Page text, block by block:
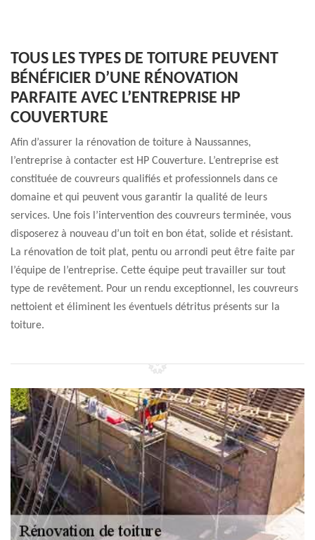
TOUS LES TYPES DE TOITURE PEUVENT
BÉNÉFICIER D’UNE RÉNOVATION
PARFAITE AVEC L’ENTREPRISE HP
COUVERTURE
Afin d’assurer la rénovation de toiture à Naussannes,
l’entreprise à contacter est HP Couverture. L’entreprise est
constituée de couvreurs qualifiés et professionnels dans ce
domaine et qui peuvent vous garantir la qualité de leurs
services. Une fois l’intervention des couvreurs terminée, vous
disposerez à nouveau d’un toit en bon état, solide et résistant.
La rénovation de toit plat, pentu ou arrondi peut être faite par
l’équipe de l’entreprise. Cette équipe peut travailler sur tout
type de revêtement. Pour un rendu exceptionnel, les couvreurs
nettoient et éliminent les éventuels détritus présents sur la
toiture.